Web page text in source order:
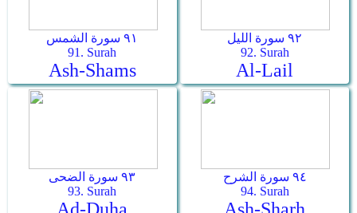
٩١ سورة الشمس
91. Surah
Ash-Shams
٩٢ سورة الليل
92. Surah
Al-Lail
٩٣ سورة الضحى
93. Surah
٩٤ سورة الشرح
94. Surah